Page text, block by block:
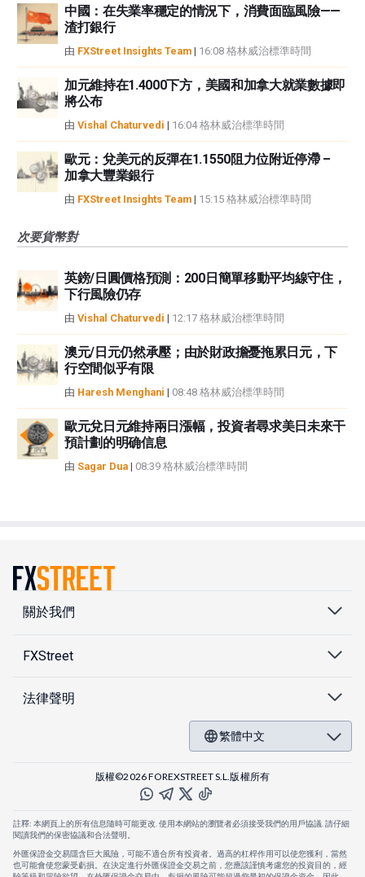
中國：在失業率穩定的情況下，消費面臨風險——
渣打銀行
由 FXStreet Insights Team | 16:08 格林威治標準時間
加元維持在1.4000下方，美國和加拿大就業數據即
將公布
由 Vishal Chaturvedi | 16:04 格林威治標準時間
歐元：兌美元的反彈在1.1550阻力位附近停滯 –
加拿大豐業銀行
由 FXStreet Insights Team | 15:15 格林威治標準時間
次要貨幣對
英鎊/日圓價格預測：200日簡單移動平均線守住，
下行風險仍存
由 Vishal Chaturvedi | 12:17 格林威治標準時間
澳元/日元仍然承壓；由於財政擔憂拖累日元，下
行空間似乎有限
由 Haresh Menghani | 08:48 格林威治標準時間
歐元兌日元維持兩日漲幅，投資者尋求美日未來干
預計劃的明确信息
由 Sagar Dua | 08:39 格林威治標準時間
關於我們
FXStreet
法律聲明
繁體中文
版權©2026 FOREXSTREET S.L.版權所有
註釋: 本網頁上的所有信息隨時可能更改. 使用本網站的瀏覽者必須接受我們的用戶協議. 請仔細
閱讀我們的保密協議和合法聲明。
外匯保證金交易隱含巨大風險，可能不適合所有投資者。過高的杠桿作用可以使您獲利，當然
也可能會使您蒙受虧損。在決定進行外匯保證金交易之前，您應該謹慎考慮您的投資目的，經